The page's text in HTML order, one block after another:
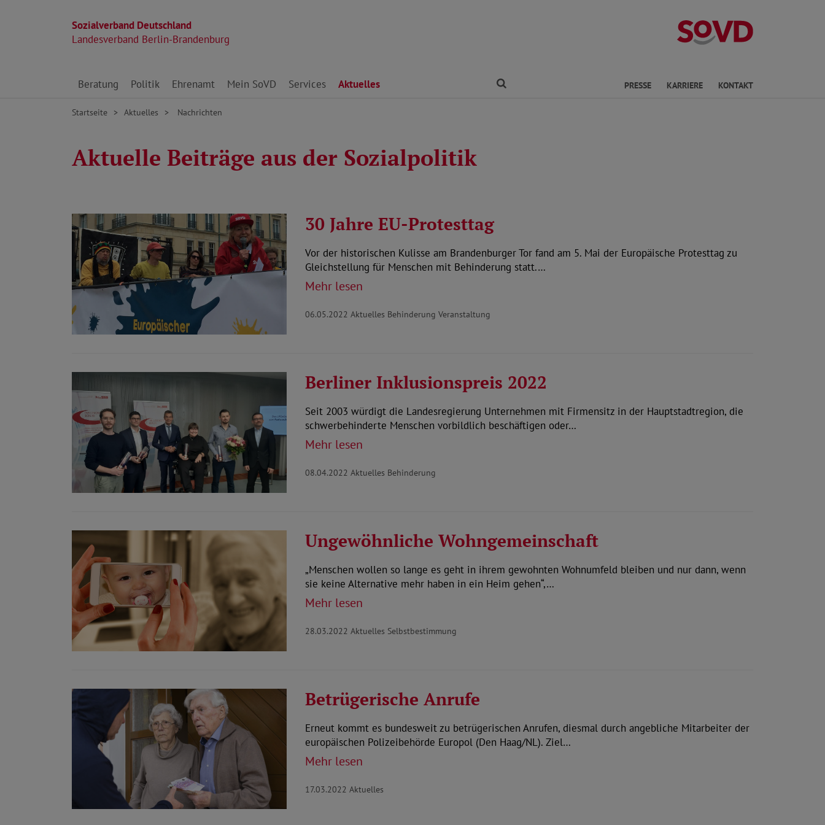
Sozialverband Deutschland
Landesverband Berlin-Brandenburg
Direkt zu den Inhalten springen
Beratung Politik Ehrenamt Mein SoVD Services Aktuelles PRESSE KARRIERE KONTAKT
Startseite Aktuelles Nachrichten
Aktuelle Beiträge aus der Sozialpolitik
30 Jahre EU-Protesttag
Vor der historischen Kulisse am Brandenburger Tor fand am 5. Mai der Europäische Protesttag zu
Gleichstellung für Menschen mit Behinderung statt.…
Mehr lesen
06.05.2022 Aktuelles Behinderung Veranstaltung
Berliner Inklusionspreis 2022
Seit 2003 würdigt die Landesregierung Unternehmen mit Firmensitz in der Hauptstadtregion, die
schwerbehinderte Menschen vorbildlich beschäftigen oder…
Mehr lesen
08.04.2022 Aktuelles Behinderung
Ungewöhnliche Wohngemeinschaft
„Menschen wollen so lange es geht in ihrem gewohnten Wohnumfeld bleiben und nur dann, wenn
sie keine Alternative mehr haben in ein Heim gehen“,…
Mehr lesen
28.03.2022 Aktuelles Selbstbestimmung
Betrügerische Anrufe
Erneut kommt es bundesweit zu betrügerischen Anrufen, diesmal durch angebliche Mitarbeiter der
europäischen Polizeibehörde Europol (Den Haag/NL). Ziel…
Mehr lesen
17.03.2022 Aktuelles